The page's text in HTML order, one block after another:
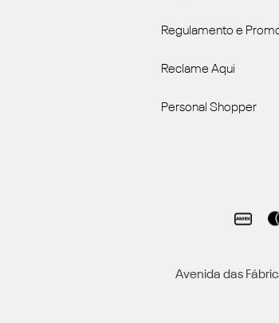
Regulamento e
Reclame Aqui
Personal Shopper
Avenida das